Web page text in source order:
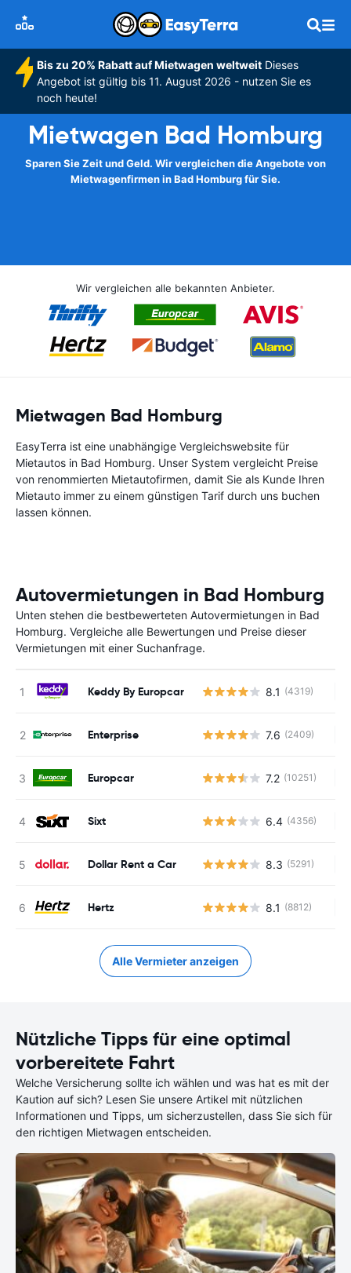
Bis zu 20% Rabatt auf Mietwagen weltweitDieses
Angebot ist gültig bis 11. August 2026 - nutzen Sie es
noch heute!
Mietwagen Bad Homburg
Sparen Sie Zeit und Geld. Wir vergleichen die Angebote von
Mietwagenfirmen in Bad Homburg für Sie.
Wir vergleichen alle bekannten Anbieter.
Mietwagen Bad Homburg
EasyTerra ist eine unabhängige Vergleichswebsite für
Mietautos in Bad Homburg. Unser System vergleicht Preise
von renommierten Mietautofirmen, damit Sie als Kunde Ihren
Mietauto immer zu einem günstigen Tarif durch uns buchen
lassen können.
Autovermietungen in Bad Homburg
Unten stehen die bestbewerteten Autovermietungen in Bad
Homburg. Vergleiche alle Bewertungen und Preise dieser
Vermietungen mit einer Suchanfrage.
Keddy By Europcar 8.1 (4319)
Enterprise 7.6 (2409)
Europcar 7.2 (10251)
Sixt 6.4 (4356)
Dollar Rent a Car 8.3 (5291)
Hertz 8.1 (8812)
Alle Vermieter anzeigen
Nützliche Tipps für eine optimal
vorbereitete Fahrt
Welche Versicherung sollte ich wählen und was hat es mit der
Kaution auf sich? Lesen Sie unsere Artikel mit nützlichen
Informationen und Tipps, um sicherzustellen, dass Sie sich für
den richtigen Mietwagen entscheiden.